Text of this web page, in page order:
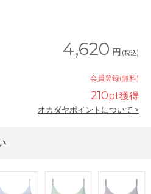
4,620 円 (税込)
会員登録(無料)
210pt獲得
オカダヤポイントについて >